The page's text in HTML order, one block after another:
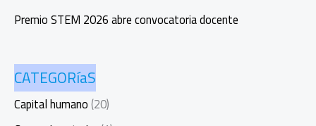
Premio STEM 2026 abre convocatoria docente
CATEGORíaS
Capital humano(20)